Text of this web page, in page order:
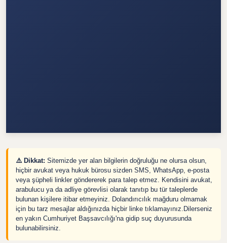
⚠️ Dikkat: Sitemizde yer alan bilgilerin doğruluğu ne olursa olsun,
hiçbir avukat veya hukuk bürosu sizden SMS, WhatsApp, e-posta
veya şüpheli linkler göndererek para talep etmez. Kendisini avukat,
arabulucu ya da adliye görevlisi olarak tanıtıp bu tür taleplerde
bulunan kişilere itibar etmeyiniz. Dolandırıcılık mağduru olmamak
için bu tarz mesajlar aldığınızda hiçbir linke tıklamayınız.Dilerseniz
en yakın Cumhuriyet Başsavcılığı'na gidip suç duyurusunda
bulunabilirsiniz.